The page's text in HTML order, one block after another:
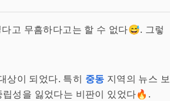
고 무흠하다고는 할 수 없다😅. 그렇
상이 되었다. 특히 중동 지역의 뉴스 보
성을 잃었다는 비판이 있었다🔥.